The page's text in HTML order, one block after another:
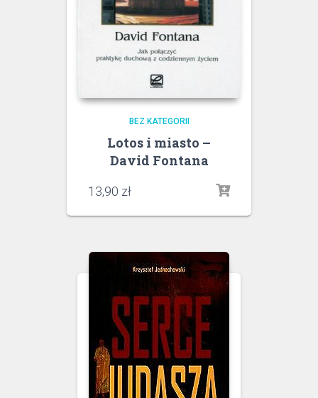
BEZ KATEGORII
Lotos i miasto –
David Fontana
13,90 zł